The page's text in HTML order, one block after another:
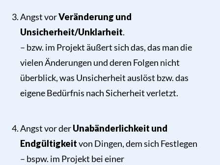
Angst vorVeränderung und
Unsicherheit/Unklarheit.
– bzw. im Projekt äußert sich das, das man die
vielen Änderungen und deren Folgen nicht
überblick, was Unsicherheit auslöst bzw. das
eigene Bedürfnis nach Sicherheit verletzt.
Angst vor derUnabänderlichkeit und
Endgültigkeitvon Dingen, dem sich Festlegen
– bspw. im Projekt bei einer